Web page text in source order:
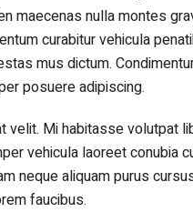
maecenas nulla montes
curabitur vehicula
mus dictum.
posuere adipiscing.
velit. Mi habitasse volutpat
vehicula laoreet conubia
neque aliquam purus
faucibus.